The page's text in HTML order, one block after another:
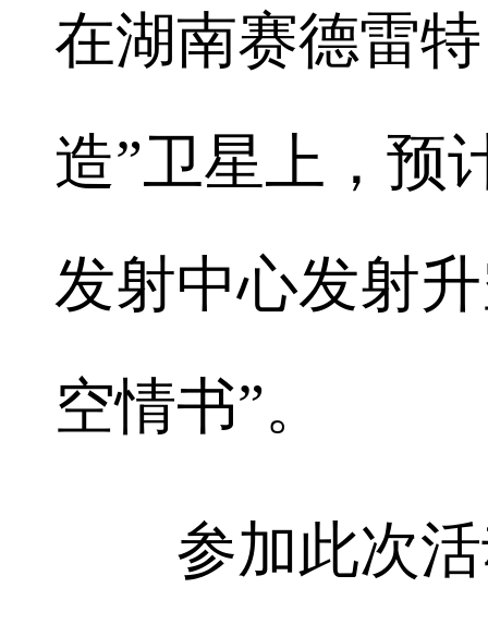
在湖南赛德雷
造”卫星上，预
发射中心发射
空情书”。
参加此次活